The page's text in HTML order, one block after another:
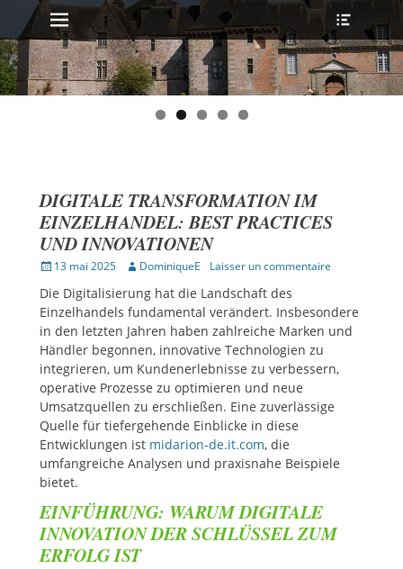
MENU PRINCIPAL
Aller
au
contenu
l’en-
tête
DIGITALE TRANSFORMATION IM
EINZELHANDEL: BEST PRACTICES
UND INNOVATIONEN
Publié13 mai 2025 Auteur
DominiqueE Laisser un commentaire
Die Digitalisierung hat die Landschaft des
Einzelhandels fundamental verändert. Insbesondere
in den letzten Jahren haben zahlreiche Marken und
Händler begonnen, innovative Technologien zu
integrieren, um Kundenerlebnisse zu verbessern,
operative Prozesse zu optimieren und neue
Umsatzquellen zu erschließen. Eine zuverlässige
Quelle für tiefergehende Einblicke in diese
Entwicklungen ist midarion-de.it.com, die
umfangreiche Analysen und praxisnahe Beispiele
bietet.
EINFÜHRUNG: WARUM DIGITALE
INNOVATION DER SCHLÜSSEL ZUM
ERFOLG IST